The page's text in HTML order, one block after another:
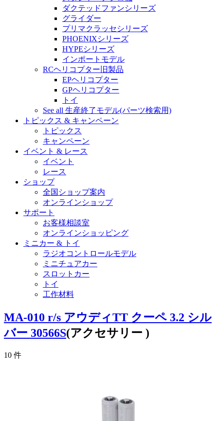
ダクテッドファンシリーズ
グライダー
プリマクラッセシリーズ
PHOENIXシリーズ
HYPEシリーズ
インポートモデル
RCヘリコプター旧製品
EPヘリコプター
GPヘリコプター
トイ
See all 生産終了モデル(パーツ検索用)
トピックス & キャンペーン
トピックス
キャンペーン
イベント & レース
イベント
レース
ショップ
全国ショップ案内
オンラインショップ
サポート
お客様相談室
オンラインショッピング
ミニカー & トイ
ラジオコントロールモデル
ミニチュアカー
スロットカー
トイ
工作材料
MA-010 r/s アウディTT クーペ 3.2 シル
バー 30566S(アクセサリー )
10 件